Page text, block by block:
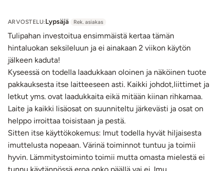
hämmästyttävällä tarkkuudella.
Täysin automatisoitu miehen masturbaattori
Sinun tarvitsee vain rentoutua. Pehmeä silikoniholkki
liikkuu itsekseen ylös ja alas, tuottaen täydellisesti
rytmitettyä stimulaatiota ilman käsien apua.
Pehmeä silikonitunneli
Samettisen pehmeä ja ihoystävällinen sleeve tuntuu
luonnolliselta ja mukavalta käytössä.
Langaton, ladattava kaukosäädin
Helppo hallinta jopa viiden metrin päästä.
Kaukosäätimelle on oma säilytys- ja lataustila laitteen
sisällä, aina käden ulottuvilla.
Hiljainen mutta tehokas moottori
ARVOSTELU:Lypsäjä Rek. asiakas
Tulipahan investoitua ensimmäistä kertaa tämän
hintaluokan seksileluun ja ei ainakaan 2 viikon käytön
jälkeen kaduta!
Kyseessä on todella laadukkaan oloinen ja näköinen tuote
pakkauksesta itse laitteeseen asti. Kaikki johdot,liittimet ja
letkut yms. ovat laadukkaita eikä mitään kiinan rihkamaa.
Laite ja kaikki lisäosat on suunniteltu järkevästi ja osat on
helppo irroittaa toisistaan ja pestä.
Sitten itse käyttökokemus: Imut todella hyvät hiljaisesta
imuttelusta nopeaan. Värinä toiminnot tuntuu ja toimii
hyvin. Lämmitystoiminto toimii mutta omasta mielestä ei